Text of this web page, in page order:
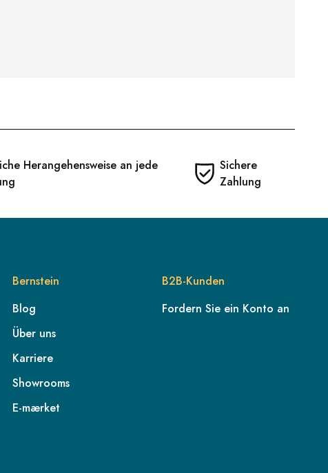
Herangehensweise an jede
Sichere
Zahlung
Bernstein
Blog
Über uns
Karriere
Showrooms
E-mærket
B2B-Kunden
Fordern Sie ein Konto an